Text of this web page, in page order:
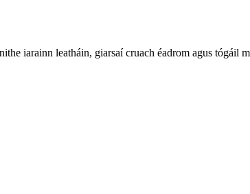
iarainn leatháin, giarsaí cruach éadrom agus tógáil